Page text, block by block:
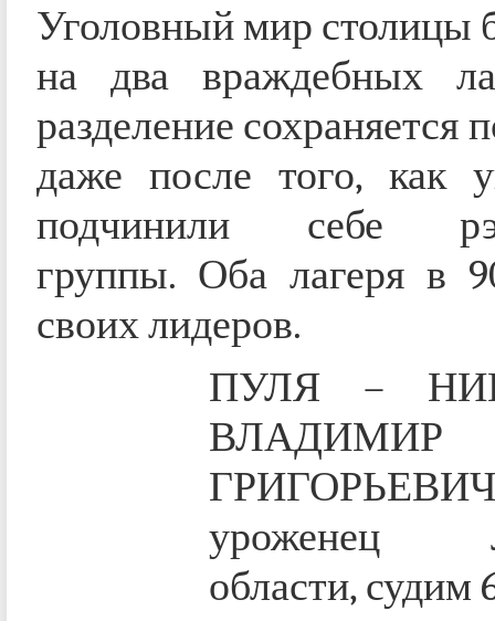
Уголовный мир столицы
на два враждебных
разделение сохраняется
даже после того, как
подчинили себе
группы. Оба лагеря в
своих лидеров.
ПУЛЯ –
ВЛАДИМИР
ГРИГОРЬЕВИЧ,
уроженец
области, судим